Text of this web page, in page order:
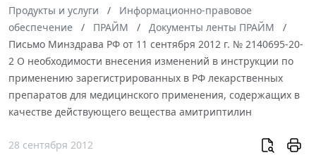
Продукты и услуги
Информационно-правовое
обеспечение
ПРАЙМ
Документы ленты ПРАЙМ
Письмо Минздрава РФ от 11 сентября 2012 г. № 2140695-20-
2 О необходимости внесения изменений в инструкции по
применению зарегистрированных в РФ лекарственных
препаратов для медицинского применения, содержащих в
качестве действующего вещества амитриптилин
28 сентября 2012